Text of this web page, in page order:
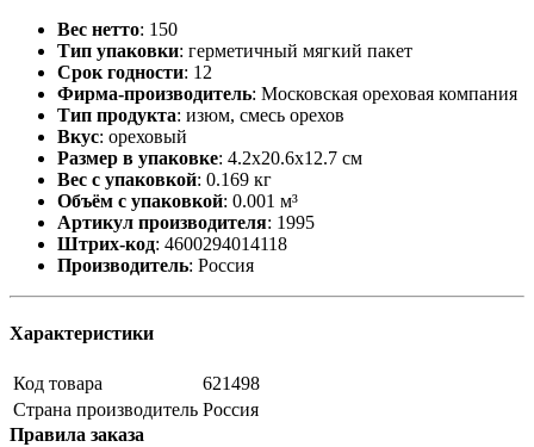
Вес нетто: 150
Тип упаковки: герметичный мягкий пакет
Срок годности: 12
Фирма-производитель: Московская ореховая компания
Тип продукта: изюм, смесь орехов
Вкус: ореховый
Размер в упаковке: 4.2x20.6x12.7 см
Вес с упаковкой: 0.169 кг
Объём с упаковкой: 0.001 м³
Артикул производителя: 1995
Штрих-код: 4600294014118
Производитель: Россия
Характеристики
Код товара
621498
Страна производитель Россия
Правила заказа